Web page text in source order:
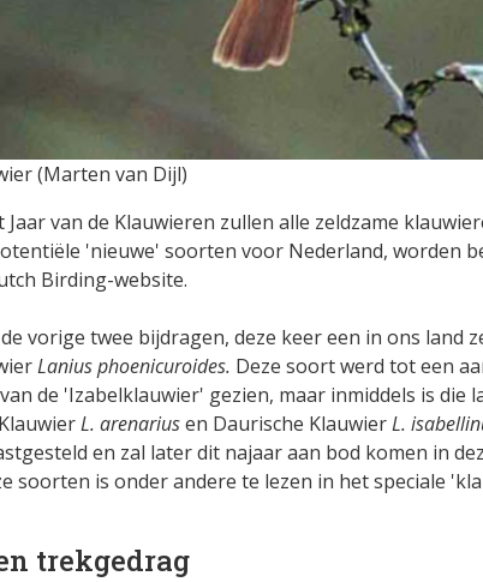
(Marten van Dijl)
van de Klauwieren zullen alle zeldzame
'nieuwe' soorten voor Nederland, worden
Birding-website.
vorige twee bijdragen, deze keer een in ons land
Lanius phoenicuroides. Deze soort werd tot een
de 'Izabelklauwier' gezien, maar inmiddels is die
L. arenariusen Daurische KlauwierL.
en zal later dit najaar aan bod komen in
soorten is onder andere te lezen in het speciale
trekgedrag